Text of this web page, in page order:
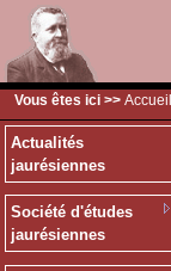
Vous êtes ici >> Accueil
Actualités
jaurésiennes
Société d'études
jaurésiennes